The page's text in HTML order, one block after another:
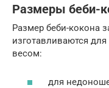
Размеры беби-
Размер беби-кокона
изготавливаются
весом:
для